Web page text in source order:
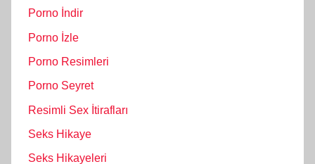
Porno İndir
Porno İzle
Porno Resimleri
Porno Seyret
Resimli Sex İtirafları
Seks Hikaye
Seks Hikayeleri